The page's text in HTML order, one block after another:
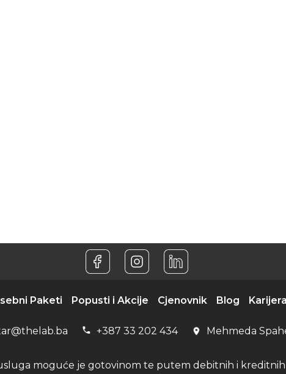
Paketi Popusti i Akcije Cjenovnik Blog Karijera
+387 33 202 434 Mehmeda
moguće je gotovinom te putem debitnih i kreditnih